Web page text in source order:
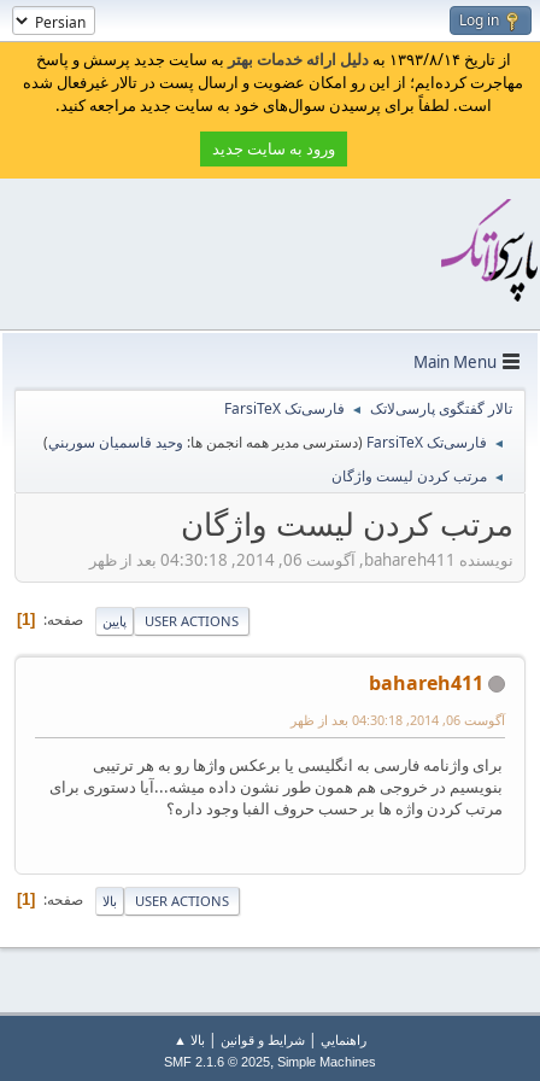
Log in
از تاریخ ۱۳۹۳/۸/۱۴ به دلیل ارائه خدمات بهتر به سایت جدید پرسش و پاسخ
مهاجرت کرده‌ایم؛ از این رو امکان عضویت و ارسال پست در تالار غیرفعال شده
است. لطفاً برای پرسیدن سوال‌های خود به سایت جدید مراجعه کنید.
ورود به سایت جدید
Main Menu
تالار گفتگوی پارسی‌لاتک ◄ فارسی‌تک FarsiTeX
◄ فارسی‌تک FarsiTeX (دسترسی مدیر همه انجمن ها: وحيد قاسميان سوربني)
◄ مرتب کردن لیست واژگان
مرتب کردن لیست واژگان
نویسنده bahareh411, آگوست 06, 2014, 04:30:18 بعد از ظهر
پایین صفحه 1 USER ACTIONS
bahareh411
آگوست 06, 2014, 04:30:18 بعد از ظهر
برای واژنامه فارسی به انگلیسی یا برعکس واژها رو به هر ترتیبی
بنویسیم در خروجی هم همون طور نشون داده میشه...آیا دستوری برای
مرتب کردن واژه ها بر حسب حروف الفبا وجود داره؟
بالا صفحه 1 USER ACTIONS
راهنمايي | شرایط و قوانین | بالا ▲
SMF 2.1.6 © 2025, Simple Machines